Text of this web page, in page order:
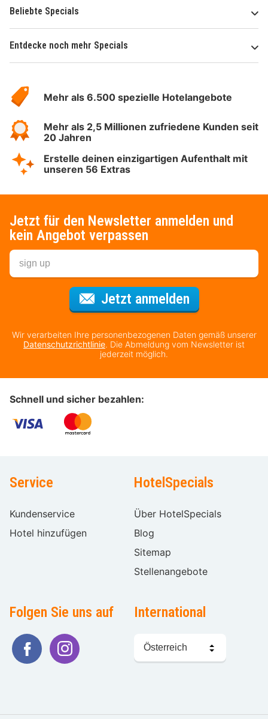
Beliebte Specials
Entdecke noch mehr Specials
Hotelspecials
Mehr als 6.500 spezielle Hotelangebote
Mehr als 2,5 Millionen zufriedene Kunden seit
20 Jahren
Erstelle deinen einzigartigen Aufenthalt mit
unseren 56 Extras
Jetzt für den Newsletter anmelden und
kein Angebot verpassen
Jetzt anmeldenFür den
Wir verarbeiten Ihre personenbezogenen Daten gemäß unserer
Datenschutzrichtlinie. Die Abmeldung vom Newsletter ist
jederzeit möglich.
Schnell und sicher bezahlen:
Service
Kundenservice
Hotel hinzufügen
HotelSpecials
Über HotelSpecials
Blog
Sitemap
Stellenangebote
Folgen Sie uns auf International
Sprache
wählen